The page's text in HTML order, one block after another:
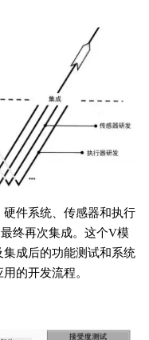
件系统、传感器和执行
终再次集成。这个V模
成后的功能测试和系统
的开发流程。